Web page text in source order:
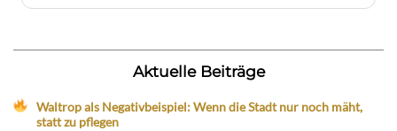
Aktuelle Beiträge
Waltrop als Negativbeispiel: Wenn die Stadt nur noch mäht,
statt zu pflegen